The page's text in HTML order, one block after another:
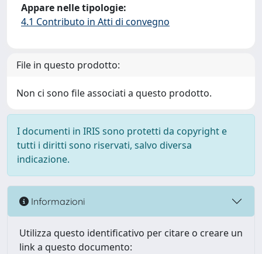
Appare nelle tipologie:
4.1 Contributo in Atti di convegno
File in questo prodotto:
Non ci sono file associati a questo prodotto.
I documenti in IRIS sono protetti da copyright e
tutti i diritti sono riservati, salvo diversa
indicazione.
Informazioni
Utilizza questo identificativo per citare o creare un
link a questo documento: